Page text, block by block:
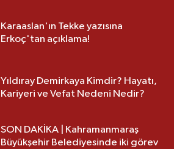
Karaaslan'ın Tekke yazısına
Erkoç'tan açıklama!
Yıldıray Demirkaya Kimdir? Hayatı,
Kariyeri ve Vefat Nedeni Nedir?
SON DAKİKA | Kahramanmaraş
Büyükşehir Belediyesinde iki görev